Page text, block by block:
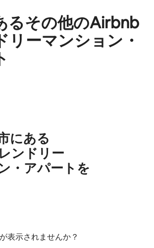
るその他のAirbnb
リーマンション・
にある
ン⁠ド⁠リ⁠ー
・ア⁠パ⁠ー⁠ト⁠を
表示されませんか？